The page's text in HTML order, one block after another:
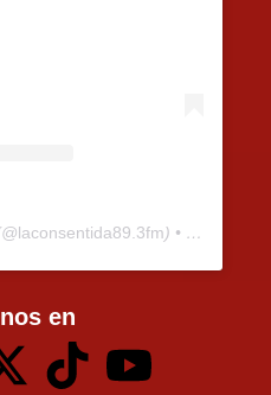
laconsentida89.3fm) • Fotos y vídeos de Instagram
en